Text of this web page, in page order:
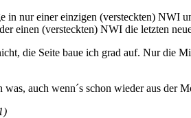
in nur einer einzigen (versteckten) NWI
einen (versteckten) NWI die letzten
die Seite baue ich grad auf. Nur die
auch wenn´s schon wieder aus der